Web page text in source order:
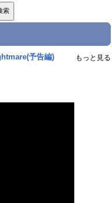
予告編) もっと見る